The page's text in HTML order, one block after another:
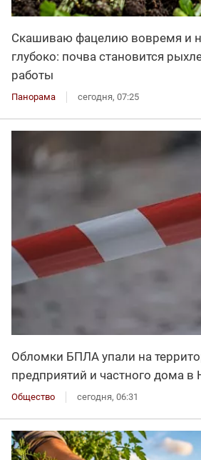
Скашиваю фацелию вовремя и
глубоко: почва становится
работы
Панорама сегодня, 07:25
Обломки БПЛА упали на
предприятий и частного дома в
Общество сегодня, 06:31